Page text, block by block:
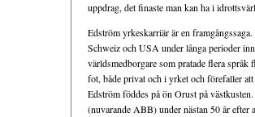
uppdrag, det finaste man kan ha i
Edström yrkeskarriär är en
Schweiz och USA under långa perioder
världsmedborgare som pratade flera språk
fot, både privat och i yrket och förefaller
Edström föddes på ön Orust på
(nuvarande ABB) under nästan 50 år